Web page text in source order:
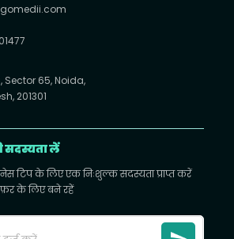
Sector 65, Noida,
201301
सदस्यता लें
टिप के लिए एक निःशुल्क सदस्यता प्राप्त करें
के लिए बने रहें